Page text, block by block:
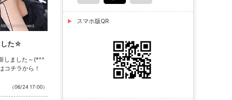
た☆
しました～(*^^
コチラから！
（06/24 17:00）
スマホ版QR